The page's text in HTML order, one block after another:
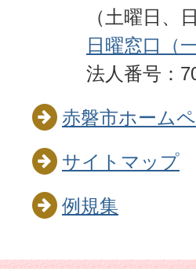
（土曜日、
日曜窓口（
法人番号：
赤磐市ホーム
サイトマップ
例規集